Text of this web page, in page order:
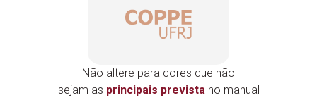
Não altere para cores que não
sejam as principais previstano manual